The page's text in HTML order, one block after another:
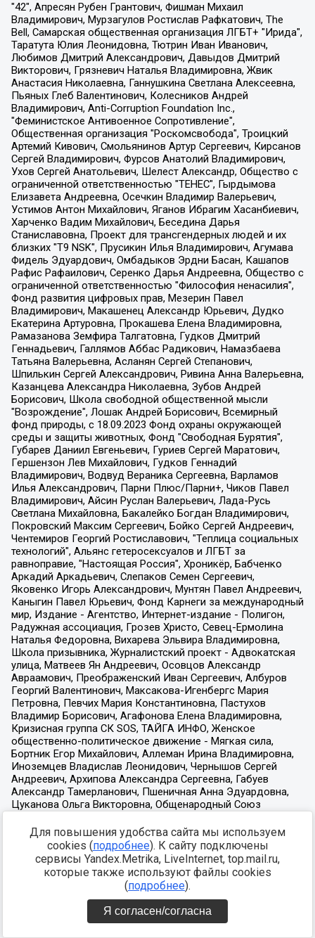
Для повышения удобства сайта мы используем
cookies (подробнее). К сайту подключены
сервисы Yandex.Metrika, LiveInternet, top.mail.ru,
которые также используют файлы cookies
(подробнее).
Я согласен/согласна